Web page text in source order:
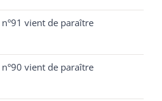
vient de paraître
vient de paraître